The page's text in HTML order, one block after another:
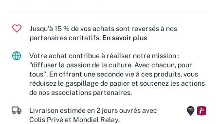
Jusqu'à 15 % de vos achats sont reversés à nos
partenaires caritatifs. En savoir plus
Votre achat contribue à réaliser notre mission :
"diffuser la passion de la culture. Avec chacun, pour
tous". En offrant une seconde vie à ces produits, vous
réduisez le gaspillage de papier et soutenez les actions
de nos associations partenaires.
Livraison estimée en 2 jours ouvrés avec
Colis Privé et Mondial Relay.